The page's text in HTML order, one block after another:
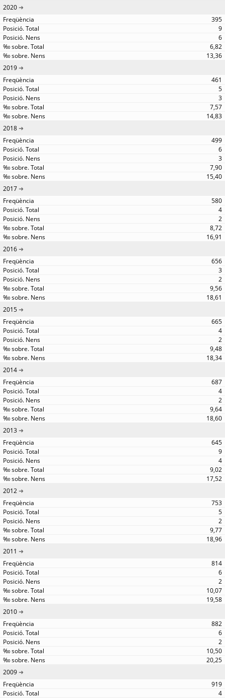
2020
395
9
6
6,82
13,36
2019
461
5
3
7,57
14,83
2018
499
6
3
7,90
15,40
2017
580
4
2
8,72
16,91
2016
656
3
2
9,56
18,61
2015
665
4
2
9,48
18,34
2014
687
4
2
9,64
18,60
2013
645
9
4
9,02
17,52
2012
753
5
2
9,77
18,96
2011
814
6
2
10,07
19,58
2010
882
6
2
10,50
20,25
2009
919
4